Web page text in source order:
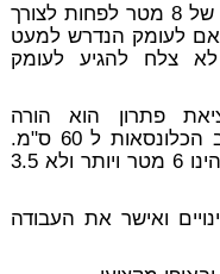
בתוכניות צוין שיש לקדוח בור בעומק של 8 מטר לפחות לצורך
לעומק הנדרש למעט
צלח להגיע לעומק
פתרון הוא הורה
ים לקדוח ככל הניתן ולהרחיב הכלונסאות ל 60 ס"מ.
ים עומק הכלונסאות הינו 6 מטר ויותר ולא 3.5
ואישר את העבודה